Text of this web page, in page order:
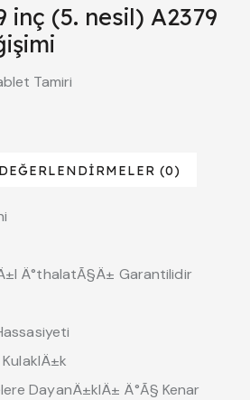
inç (5. nesil) A2379
Tamiri
DEĞERLENDIRMELER (0)
Ä°thalatÃ§Ä± Garantilidir
DayanÄ±klÄ± Ä°Ã§ Kenar